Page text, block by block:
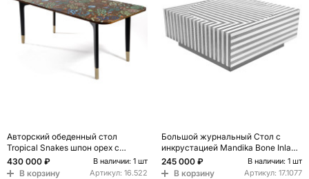
Авторский обеденный стол
Tropical Snakes шпон орех с
рисунком
430 000 ₽ В наличии: 1 шт
В корзину Артикул: 16.522
Большой журнальный Стол с
инкрустацией Mandika Bone Inlay
Coffee Table
245 000 ₽ В наличии: 1 шт
В корзину Артикул: 17.1077